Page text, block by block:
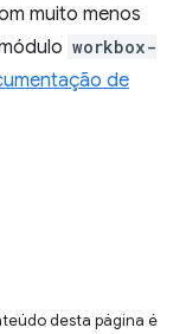
muito menos
workbox-
de
desta página é